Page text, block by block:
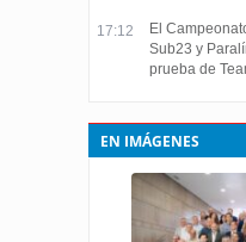
17:12
El
Sub23 y
prueba de
EN IMÁGENES